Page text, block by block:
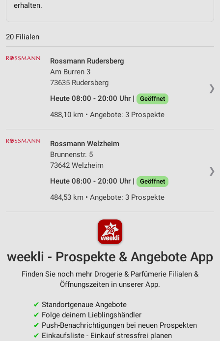
erhalten.
20 Filialen
❯
Rossmann Rudersberg
Am Burren 3
73635 Rudersberg
Heute 08:00 - 20:00 Uhr |
Geöffnet
488,10 km • Angebote: 3 Prospekte
❯
Rossmann Welzheim
Brunnenstr. 5
73642 Welzheim
Heute 08:00 - 20:00 Uhr |
Geöffnet
484,53 km • Angebote: 3 Prospekte
weekli - Prospekte & Angebote App
Finden Sie noch mehr Drogerie & Parfümerie Filialen &
Öffnungszeiten in unserer App.
✔ Standortgenaue Angebote
✔ Folge deinem Lieblingshändler
✔ Push-Benachrichtigungen bei neuen Prospekten
✔ Einkaufsliste - Einkauf stressfrei planen